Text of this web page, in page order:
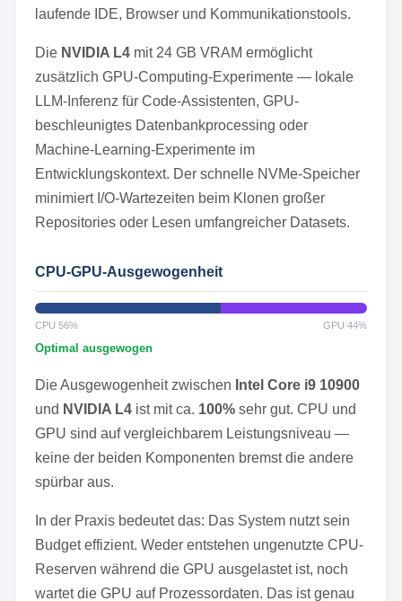
laufende IDE, Browser und Kommunikationstools.
Die NVIDIA L4 mit 24 GB VRAM ermöglicht
zusätzlich GPU-Computing-Experimente — lokale
LLM-Inferenz für Code-Assistenten, GPU-
beschleunigtes Datenbankprocessing oder
Machine-Learning-Experimente im
Entwicklungskontext. Der schnelle NVMe-Speicher
minimiert I/O-Wartezeiten beim Klonen großer
Repositories oder Lesen umfangreicher Datasets.
CPU-GPU-Ausgewogenheit
CPU 56% GPU 44%
Optimal ausgewogen
Die Ausgewogenheit zwischen Intel Core i9 10900
und NVIDIA L4 ist mit ca. 100% sehr gut. CPU und
GPU sind auf vergleichbarem Leistungsniveau —
keine der beiden Komponenten bremst die andere
spürbar aus.
In der Praxis bedeutet das: Das System nutzt sein
Budget effizient. Weder entstehen ungenutzte CPU-
Reserven während die GPU ausgelastet ist, noch
wartet die GPU auf Prozessordaten. Das ist genau